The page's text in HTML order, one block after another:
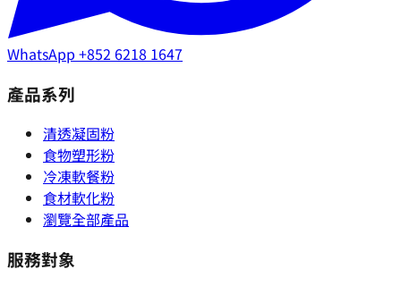
WhatsApp +852 6218 1647
產品系列
清透凝固粉
食物塑形粉
冷凍軟餐粉
食材軟化粉
瀏覽全部產品
服務對象